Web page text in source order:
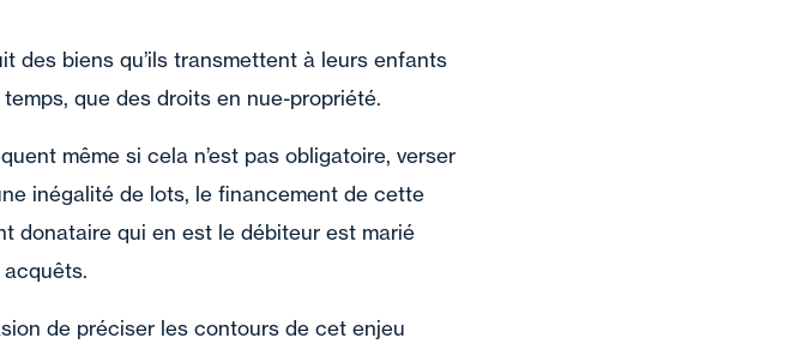
des biens qu’ils transmettent à leurs enfants
que des droits en nue-propriété.
même si cela n’est pas obligatoire, verser
inégalité de lots, le financement de cette
donataire qui en est le débiteur est marié
de préciser les contours de cet enjeu